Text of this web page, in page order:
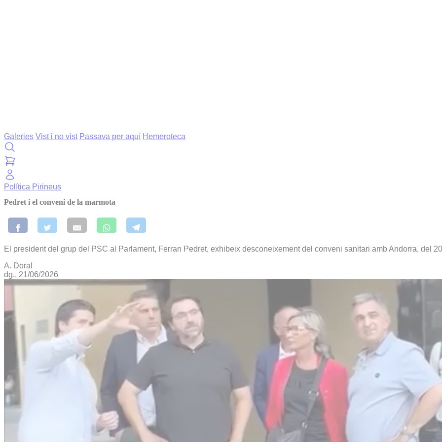
Galeries Vist i no vist Passava per aquí Hemeroteca
Política Pirineus
Pedret i el conveni de la marmota
El president del grup del PSC al Parlament, Ferran Pedret, exhibeix desconeixement del conveni sanitari amb Andorra, del
A. Doral
dg., 21/06/2026